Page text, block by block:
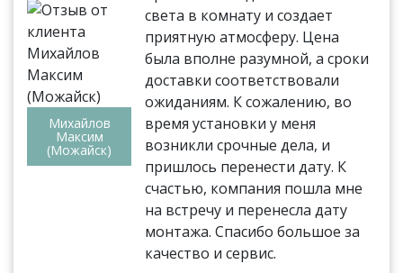
Михайлов
Максим
(Можайск)
света в комнату и создает
приятную атмосферу. Цена
была вполне разумной, а сроки
доставки соответствовали
ожиданиям. К сожалению, во
время установки у меня
возникли срочные дела, и
пришлось перенести дату. К
счастью, компания пошла мне
на встречу и перенесла дату
монтажа. Спасибо большое за
качество и сервис.